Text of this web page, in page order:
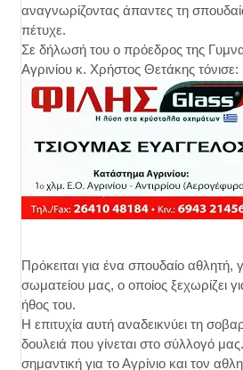
αναγνωρίζοντας άπαντες τη
πέτυχε.
Σε δήλωσή του ο πρόεδρος της
Αγρινίου κ. Χρήστος Θετάκης τόνισε:
Πρόκειται για ένα σπουδαίο
σωματείου μας, ο οποίος ξεχωρίζει
ήθος του.
Η επιτυχία αυτή αναδεικνύει τη
δουλειά που γίνεται στο σύλλογό μας.
σημαντική για το Αγρίνιο και τον